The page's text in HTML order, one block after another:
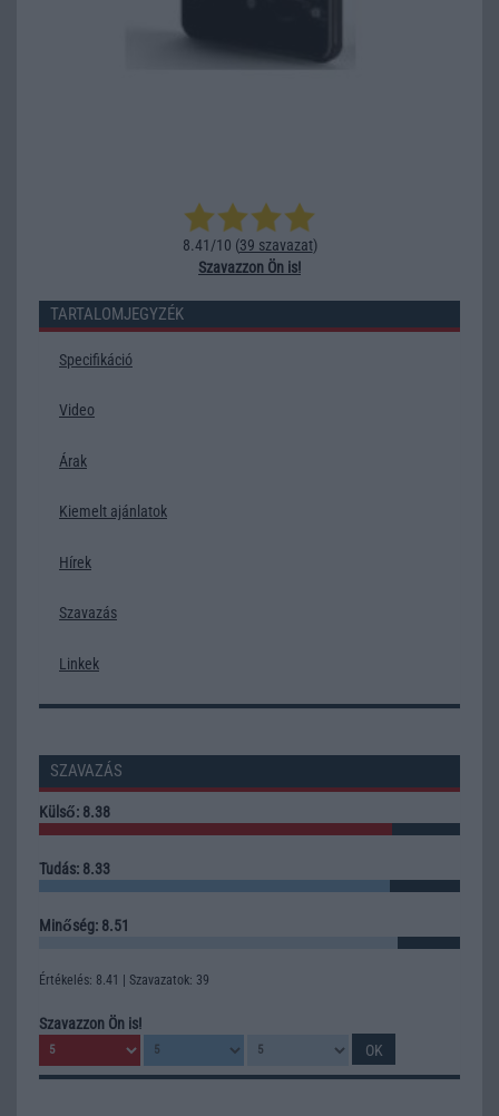
8.41/10 (39 szavazat)
Szavazzon Ön is!
TARTALOMJEGYZÉK
Specifikáció
Video
Árak
Kiemelt ajánlatok
Hírek
Szavazás
Linkek
SZAVAZÁS
Külső: 8.38
Tudás: 8.33
Minőség: 8.51
Értékelés: 8.41 | Szavazatok: 39
Szavazzon Ön is!